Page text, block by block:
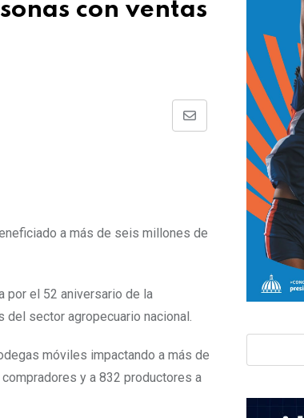
con ventas
a más de seis millones de
por el 52 aniversario de la
sector agropecuario nacional.
móviles impactando a más de
y a 832 productores a